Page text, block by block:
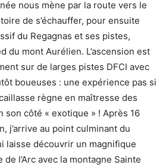
nous mène par la route vers le
de s’échauffer, pour ensuite
du Regagnas et ses pistes,
du mont Aurélien. L’ascension est
sur de larges pistes DFCI avec
boueuses : une expérience pas si
règne en maîtresse des
son côté « exotique » ! Après 16
j’arrive au point culminant du
laisse découvrir un magnifique
l’Arc avec la montagne Sainte